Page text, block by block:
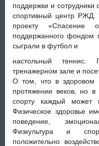
поддержки и сотрудники
спортивный центр РЖД.
проекту «Спасение
поддержанного фондом
сыграли в футбол и
настольный теннис.
тренажерном зале и
О том, что в здоровом
протяжении веков, но
спорту каждый может
Физическое здоровье
поведение,
Физкультура и
положительно